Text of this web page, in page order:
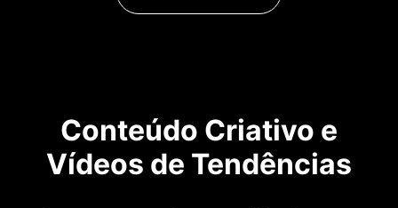
Conteúdo Criativo e
Vídeos de Tendências